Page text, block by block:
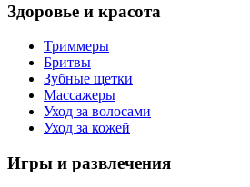
Здоровье и красота
Триммеры
Бритвы
Зубные щетки
Массажеры
Уход за волосами
Уход за кожей
Игры и развлечения